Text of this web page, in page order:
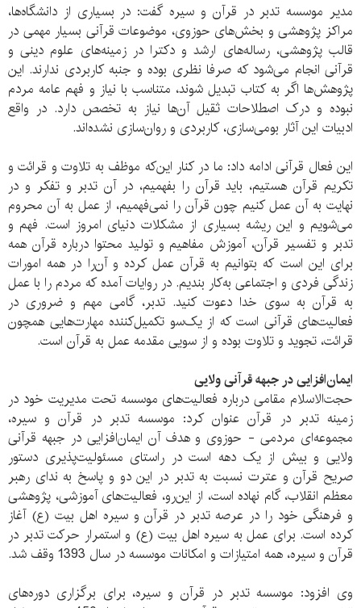
مدیر موسسه تدبر در قرآن و سیره گفت: در بسیاری از دانشگاه‌ها،
مراکز پژوهشی و بخش‌های حوزوی، موضوعات قرآنی بسیار مهمی در
قالب‌ پژوهشی، رساله‌‌های ارشد و دکترا در زمینه‌های علوم دینی و
قرآنی انجام می‌شود که صرفا نظری بوده و جنبه کاربردی ندارند. این
پژوهش‌ها اگر به کتاب تبدیل شوند، متناسب با نیاز و فهم عامه مردم
نبوده و درک اصطلاحات ثقیل آن‌ها نیاز به تخصص دارد. در واقع
ادبیات این آثار بومی‌سازی، کاربردی و روان‌سازی نشده‌اند.
این فعال قرآنی ادامه داد: ما در کنار این‌که موظف به تلاوت و قرائت و
تکریم قرآن هستیم، باید قرآن را بفهمیم، در آن تدبر و تفکر و در
نهایت به آن عمل کنیم چون قرآن را نمی‌فهمیم، از عمل به آن محروم
می‌شویم و این ریشه بسیاری از مشکلات دنیای امروز است. فهم و
تدبر و تفسیر قرآن، آموزش مفاهیم و تولید محتوا درباره قرآن همه
برای این است که بتوانیم به قرآن عمل کرده و آن‌را در همه امورات
زندگی فردی و اجتماعی به‌کار بندیم. در روایات آمده که مردم را با عمل
به قرآن به سوی خدا دعوت کنید. تدبر، گامی مهم و ضروری در
فعاليت‌های قرآنی است که از يک‌سو تکميل‌کننده مهارت‌هايی همچون
قرائت، تجويد و تلاوت بوده و از سويی مقدمه عمل به قرآن است.
ايمان‌افزايی در جبهه‌ قرآنی ولايی
حجت‌الاسلام مقامی درباره فعالیت‌های موسسه تحت مدیریت خود در
زمینه تدبر در قرآن عنوان کرد: موسسه تدبر در قرآن و سيره،
مجموعه‌ای مردمی - حوزوی و هدف آن ايمان‌افزايی در جبهه‌ قرآنی
ولايی و بيش از يک دهه‌ است در راستای مسئوليت‌پذيری دستور
صريح قرآن و عترت نسبت به تدبر در این دو و پاسخ به ندای رهبر
معظم انقلاب، گام نهاده است، از این‌رو، فعاليت‌های آموزشی، پژوهشی
و فرهنگی خود را در عرصه‌ تدبر در قرآن و سيره اهل بیت (ع) آغاز
کرده است. برای عمل به سيره اهل بيت (ع) و استمرار حرکت تدبر در
قرآن و سيره، همه امتيازات و امکانات موسسه در سال 1393 وقف شد.
وی افزود: موسسه تدبر در قرآن و سیره، برای برگزاری دوره‌های